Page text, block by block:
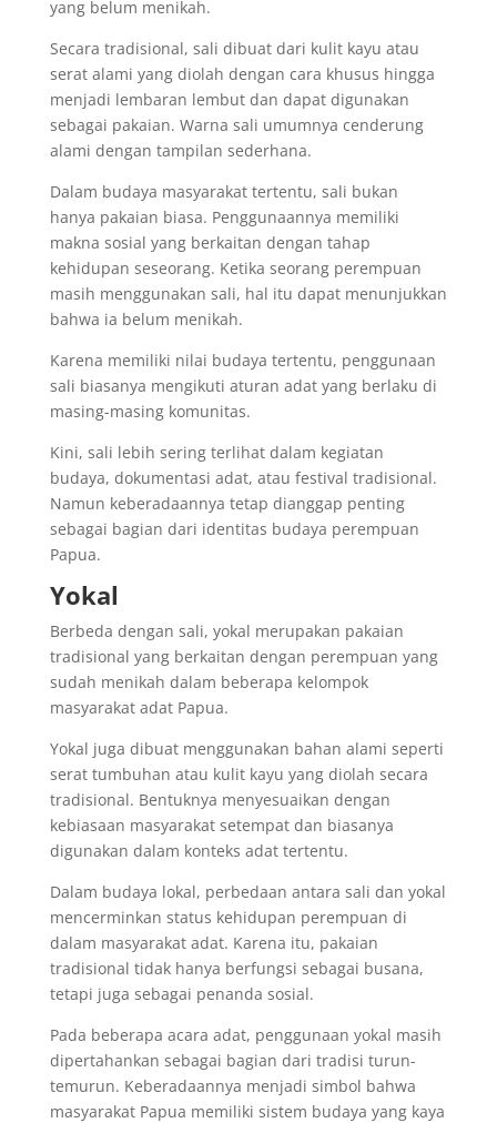
yang belum menikah.
Secara tradisional, sali dibuat dari kulit kayu atau
serat alami yang diolah dengan cara khusus hingga
menjadi lembaran lembut dan dapat digunakan
sebagai pakaian. Warna sali umumnya cenderung
alami dengan tampilan sederhana.
Dalam budaya masyarakat tertentu, sali bukan
hanya pakaian biasa. Penggunaannya memiliki
makna sosial yang berkaitan dengan tahap
kehidupan seseorang. Ketika seorang perempuan
masih menggunakan sali, hal itu dapat menunjukkan
bahwa ia belum menikah.
Karena memiliki nilai budaya tertentu, penggunaan
sali biasanya mengikuti aturan adat yang berlaku di
masing-masing komunitas.
Kini, sali lebih sering terlihat dalam kegiatan
budaya, dokumentasi adat, atau festival tradisional.
Namun keberadaannya tetap dianggap penting
sebagai bagian dari identitas budaya perempuan
Papua.
Yokal
Berbeda dengan sali, yokal merupakan pakaian
tradisional yang berkaitan dengan perempuan yang
sudah menikah dalam beberapa kelompok
masyarakat adat Papua.
Yokal juga dibuat menggunakan bahan alami seperti
serat tumbuhan atau kulit kayu yang diolah secara
tradisional. Bentuknya menyesuaikan dengan
kebiasaan masyarakat setempat dan biasanya
digunakan dalam konteks adat tertentu.
Dalam budaya lokal, perbedaan antara sali dan yokal
mencerminkan status kehidupan perempuan di
dalam masyarakat adat. Karena itu, pakaian
tradisional tidak hanya berfungsi sebagai busana,
tetapi juga sebagai penanda sosial.
Pada beberapa acara adat, penggunaan yokal masih
dipertahankan sebagai bagian dari tradisi turun-
temurun. Keberadaannya menjadi simbol bahwa
masyarakat Papua memiliki sistem budaya yang kaya